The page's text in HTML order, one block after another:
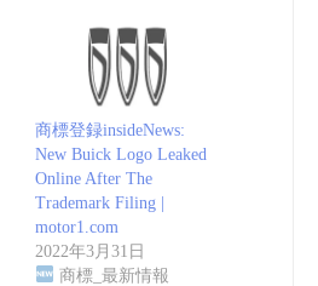
商標登録insideNews:
New Buick Logo Leaked
Online After The
Trademark Filing |
motor1.com
2022年3月31日
商標_最新情報